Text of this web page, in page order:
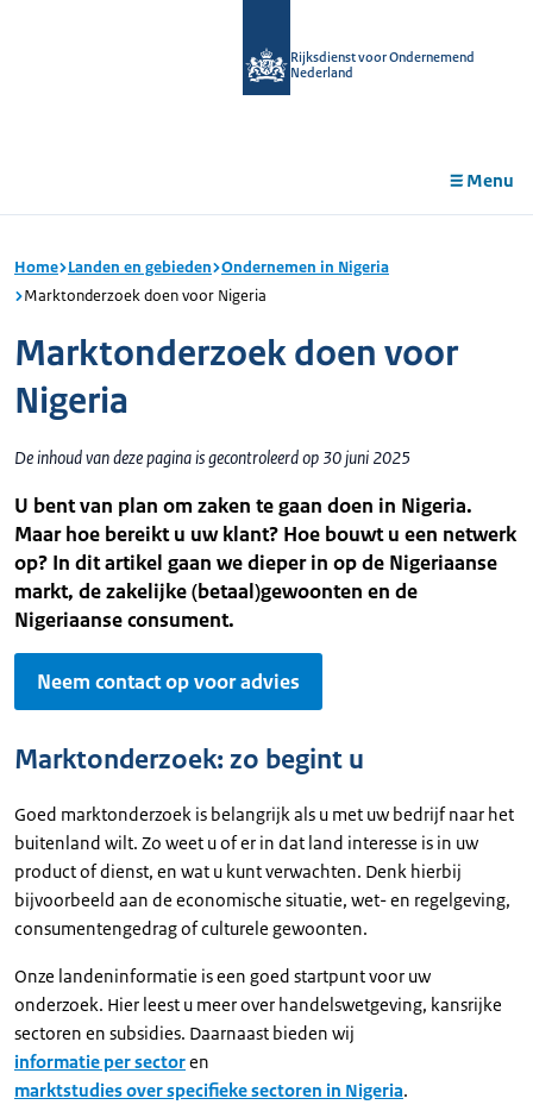
Rijksdienst voor Ondernemend
Nederland
Menu
Home Landen en gebieden Ondernemen in Nigeria
Marktonderzoek doen voor Nigeria
Marktonderzoek doen voor
Nigeria
De inhoud van deze pagina is gecontroleerd op 30 juni 2025
U bent van plan om zaken te gaan doen in Nigeria.
Maar hoe bereikt u uw klant? Hoe bouwt u een netwerk
op? In dit artikel gaan we dieper in op de Nigeriaanse
markt, de zakelijke (betaal)gewoonten en de
Nigeriaanse consument.
Neem contact op voor advies
Marktonderzoek: zo begint u
Goed marktonderzoek is belangrijk als u met uw bedrijf naar het
buitenland wilt. Zo weet u of er in dat land interesse is in uw
product of dienst, en wat u kunt verwachten. Denk hierbij
bijvoorbeeld aan de economische situatie, wet- en regelgeving,
consumentengedrag of culturele gewoonten.
Onze landeninformatie is een goed startpunt voor uw
onderzoek. Hier leest u meer over handelswetgeving, kansrijke
sectoren en subsidies. Daarnaast bieden wij
informatie per sectoren
marktstudies over specifieke sectoren in Nigeria.